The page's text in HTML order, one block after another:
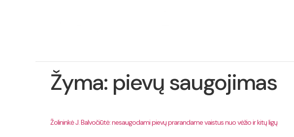
Žyma: pievų saugojimas
Žolininkė J. Balvočiūtė: nesaugodami pievų prarandame vaistus nuo vėžio ir kitų ligų